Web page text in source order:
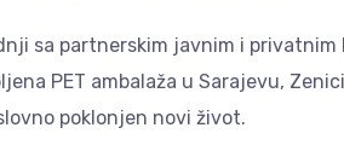
sa partnerskim javnim i privatnim
PET ambalaža u Sarajevu,
poklonjen novi život.